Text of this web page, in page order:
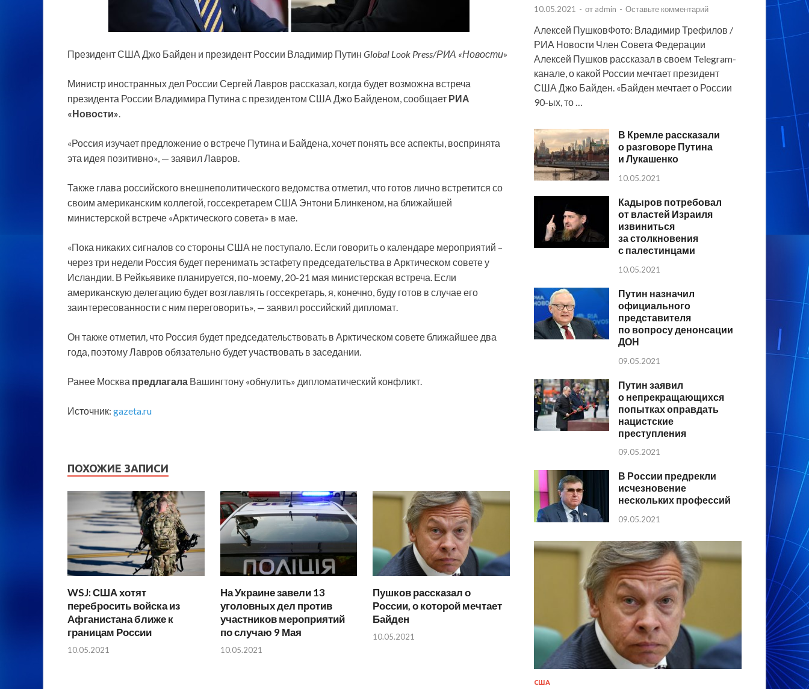
Президент США Джо Байден и президент России Владимир Путин Global Look Press/РИА «Новости»
Министр иностранных дел России Сергей Лавров рассказал, когда будет возможна встреча
президента России Владимира Путина с президентом США Джо Байденом, сообщает РИА
«Новости».
«Россия изучает предложение о встрече Путина и Байдена, хочет понять все аспекты, воспринята
эта идея позитивно», — заявил Лавров.
Также глава российского внешнеполитического ведомства отметил, что готов лично встретится со
своим американским коллегой, госсекретарем США Энтони Блинкеном, на ближайшей
министерской встрече «Арктического совета» в мае.
«Пока никаких сигналов со стороны США не поступало. Если говорить о календаре мероприятий –
через три недели Россия будет перенимать эстафету председательства в Арктическом совете у
Исландии. В Рейкьявике планируется, по-моему, 20-21 мая министерская встреча. Если
американскую делегацию будет возглавлять госсекретарь, я, конечно, буду готов в случае его
заинтересованности с ним переговорить», — заявил российский дипломат.
Он также отметил, что Россия будет председательствовать в Арктическом совете ближайшее два
года, поэтому Лавров обязательно будет участвовать в заседании.
Ранее Москва предлагала Вашингтону «обнулить» дипломатический конфликт.
Источник: gazeta.ru
ПОХОЖИЕ ЗАПИСИ
WSJ: США хотят
перебросить войска из
Афганистана ближе к
границам России
10.05.2021
На Украине завели 13
уголовных дел против
участников мероприятий
по случаю 9 Мая
10.05.2021
Пушков рассказал о
России, о которой мечтает
Байден
10.05.2021
10.05.2021 - от admin - Оставьте комментарий
Алексей ПушковФото: Владимир Трефилов /
РИА Новости Член Совета Федерации
Алексей Пушков рассказал в своем Telegram-
канале, о какой России мечтает президент
США Джо Байден. «Байден мечтает о России
90-ых, то …
В Кремле рассказали
о разговоре Путина
и Лукашенко
10.05.2021
Кадыров потребовал
от властей Израиля
извиниться
за столкновения
с палестинцами
10.05.2021
Путин назначил
официального
представителя
по вопросу денонсации
ДОН
09.05.2021
Путин заявил
о непрекращающихся
попытках оправдать
нацистские
преступления
09.05.2021
В России предрекли
исчезновение
нескольких профессий
09.05.2021
США